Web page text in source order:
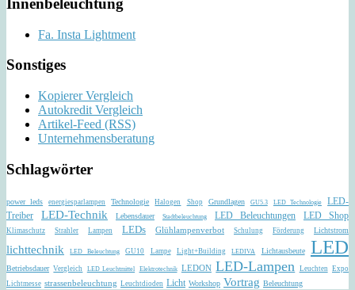
Innenbeleuchtung
Fa. Insta Lightment
Sonstiges
Kopierer Vergleich
Autokredit Vergleich
Artikel-Feed (RSS)
Unternehmensberatung
Schlagwörter
power leds energiesparlampen Technologie Halogen Shop Grundlagen GU5.3 LED Technologie
LED-
Treiber
LED-Technik Lebensdauer Stadtbeleuchtung LED Beleuchtungen LED Shop
Klimaschutz Strahler Lampen LEDs Glühlampenverbot Schulung Förderung Lichtstrom
lichttechnik LED Beleuchtung GU10 Lampe Light+Building LEDIVA Lichtausbeute LED
Betriebsdauer Vergleich LED Leuchtmittel Elektrotechnik LEDON LED-Lampen Leuchten Expo
Lichtmesse strassenbeleuchtung Leuchtdioden Licht Workshop Vortrag Beleuchtung